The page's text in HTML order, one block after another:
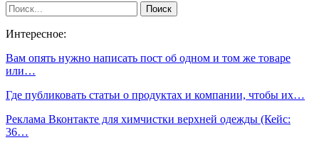
Интересное:
Вам опять нужно написать пост об одном и том же товаре
или…
Где публиковать статьи о продуктах и компании, чтобы их…
Реклама Вконтакте для химчистки верхней одежды (Кейс:
36…